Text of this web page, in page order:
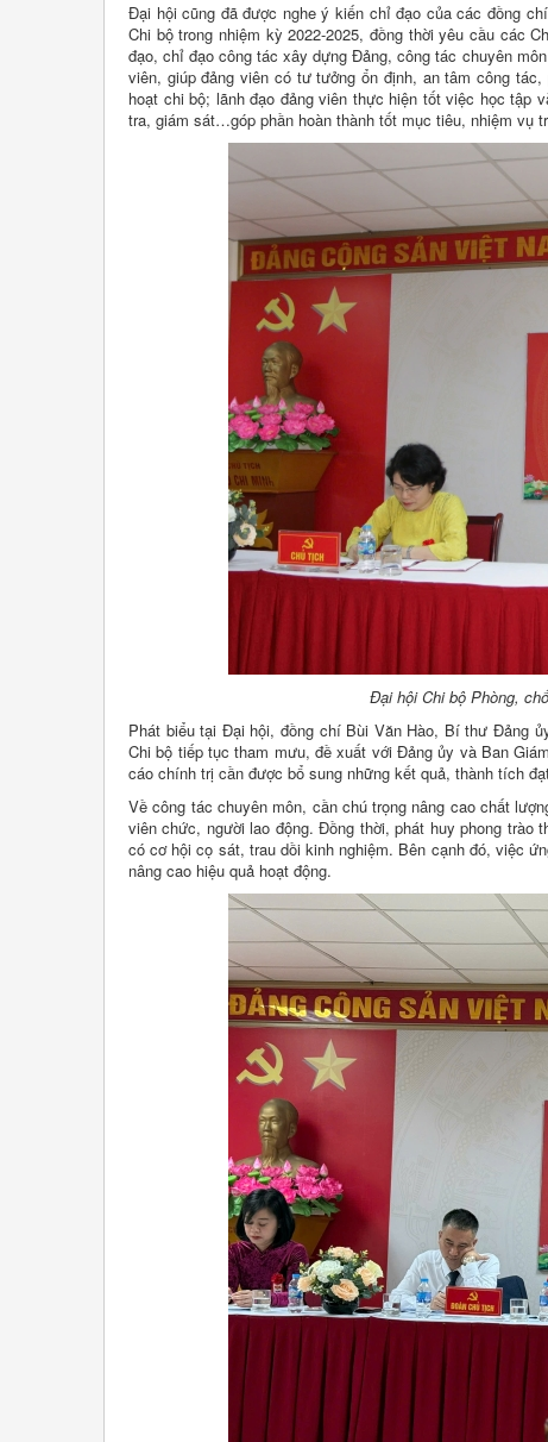
Đại hội cũng đã được nghe ý kiến chỉ đạo của các đồng
Chi bộ trong nhiệm kỳ 2022-2025, đồng thời yêu cầu các
đạo, chỉ đạo công tác xây dựng Đảng, công tác chuyên
viên, giúp đảng viên có tư tưởng ổn định, an tâm công
hoạt chi bộ; lãnh đạo đảng viên thực hiện tốt việc học tập
tra, giám sát…góp phần hoàn thành tốt mục tiêu, nhiệm vụ
Đại hội Chi bộ Phòng,
Phát biểu tại Đại hội, đồng chí Bùi Văn Hào, Bí thư Đảng
Chi bộ tiếp tục tham mưu, đề xuất với Đảng ủy và Ban
cáo chính trị cần được bổ sung những kết quả, thành tích
Về công tác chuyên môn, cần chú trọng nâng cao chất
viên chức, người lao động. Đồng thời, phát huy phong trào
có cơ hội cọ sát, trau dồi kinh nghiệm. Bên cạnh đó, việc
nâng cao hiệu quả hoạt động.